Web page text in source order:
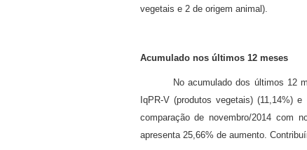
vegetais e 2 de origem animal).
Acumulado nos últimos 12 meses
No acumulado dos últimos 12
IqPR-V (produtos vegetais) (11,14%)
comparação de novembro/2014 com
apresenta 25,66% de aumento.